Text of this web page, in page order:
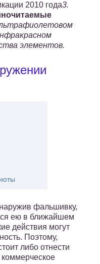
2010 года3.
элементов.
фальшивку,
ею в ближайшем
действия могут
Поэтому,
либо отнести